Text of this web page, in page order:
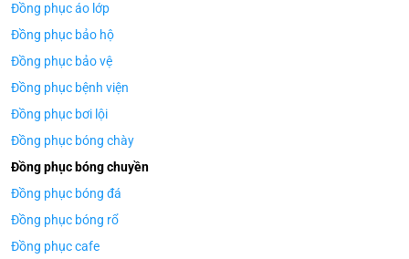
Đồng phục áo lớp
Đồng phục bảo hộ
Đồng phục bảo vệ
Đồng phục bệnh viện
Đồng phục bơi lội
Đồng phục bóng chày
Đồng phục bóng chuyền
Đồng phục bóng đá
Đồng phục bóng rổ
Đồng phục cafe